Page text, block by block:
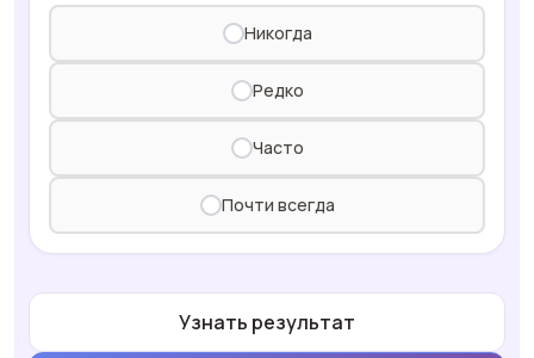
Никогда
Редко
Часто
Почти всегда
Узнать результат